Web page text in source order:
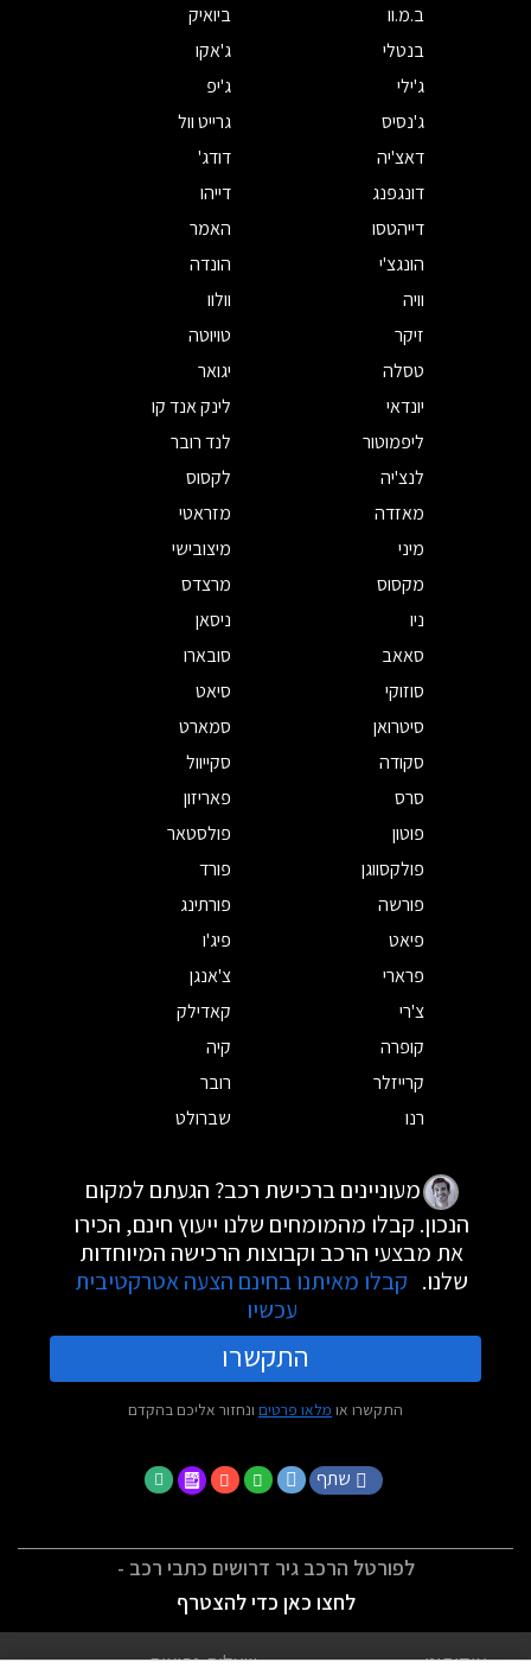
ב.מ.וו
ביואיק
בנטלי
ג'אקו
ג'ילי
ג'יפ
ג'נסיס
גרייט וול
דאצ'יה
דודג'
דונגפנג
דייהו
דייהטסו
האמר
הונגצ'י
הונדה
וויה
וולוו
זיקר
טויוטה
טסלה
יגואר
יונדאי
לינק אנד קו
ליפמוטור
לנד רובר
לנצ'יה
לקסוס
מאזדה
מזראטי
מיני
מיצובישי
מקסוס
מרצדס
ניו
ניסאן
סאאב
סובארו
סוזוקי
סיאט
סיטרואן
סמארט
סקודה
סקייוול
סרס
פאריזון
פוטון
פולסטאר
פולקסווגן
פורד
פורשה
פורתינג
פיאט
פיג'ו
פרארי
צ'אנגן
צ'רי
קאדילק
קופרה
קיה
קרייזלר
רובר
רנו
שברולט
מעוניינים ברכישת רכב? הגעתם למקום
הנכון. קבלו מהמומחים שלנו ייעוץ חינם, הכירו
את מבצעי הרכב וקבוצות הרכישה המיוחדות
שלנו. קבלו מאיתנו בחינם הצעה אטרקטיבית
עכשיו
התקשרו
התקשרו או מלאו פרטים ונחזור אליכם בהקדם
שתף
לפורטל הרכב גיר דרושים כתבי רכב -
לחצו כאן כדי להצטרף
אודותינו שאלות נפוצות